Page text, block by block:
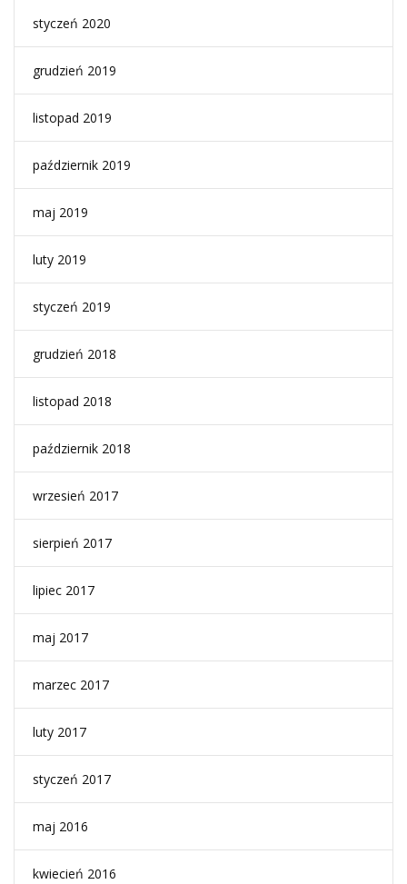
styczeń 2020
grudzień 2019
listopad 2019
październik 2019
maj 2019
luty 2019
styczeń 2019
grudzień 2018
listopad 2018
październik 2018
wrzesień 2017
sierpień 2017
lipiec 2017
maj 2017
marzec 2017
luty 2017
styczeń 2017
maj 2016
kwiecień 2016